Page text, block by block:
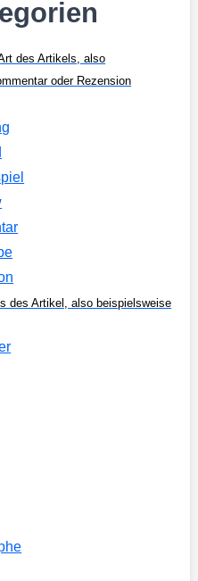
des Artikels, also
oder Rezension
des Artikel, also beispielsweise